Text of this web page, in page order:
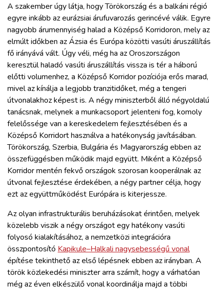
A szakember úgy látja, hogy Törökország és a balkáni régió
egyre inkább az eurázsiai árufuvarozás gerincévé válik. Egyre
nagyobb árumennyiség halad a Középső Korridoron, mely az
elmúlt időkben az Ázsia és Európa közötti vasúti áruszállítás
fő irányává vált. Úgy véli, még ha az Oroszországon
keresztül haladó vasúti áruszállítás vissza is tér a háború
előtti volumenhez, a Középső Korridor pozíciója erős marad,
mivel az kínálja a legjobb tranzitidőket, még a tengeri
útvonalakhoz képest is. A négy miniszterből álló négyoldalú
tanácsnak, melynek a munkacsoport jelenteni fog, komoly
felelőssége van a kereskedelem fejlesztésében és a
Középső Korridort használva a hatékonyság javításában.
Törökország, Szerbia, Bulgária és Magyarország ebben az
összefüggésben működik majd együtt. Miként a Középső
Korridor mentén fekvő országok szorosan kooperálnak az
útvonal fejlesztése érdekében, a négy partner célja, hogy
ezt az együttműködést Európára is kiterjessze.
Az olyan infrastrukturális beruházásokat érintően, melyek
közelebb viszik a négy országot egy hatékony vasúti
folyosó kialakításához, a nemzetközi integrációra
összpontosító Kapikule–Halkali nagysebességű vonal
építése tekinthető az első lépésnek ebben az irányban. A
török közlekedési miniszter arra számít, hogy a várhatóan
még az éven elkészülő vonal koordinálja majd a többi